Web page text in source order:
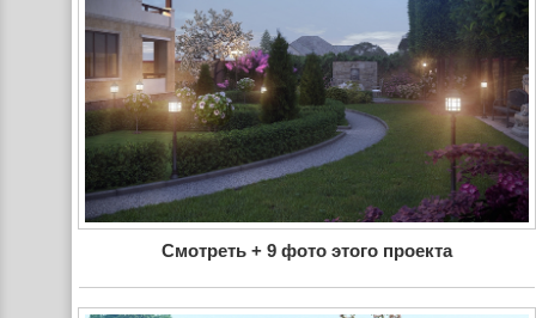
Смотреть + 9 фото этого проекта